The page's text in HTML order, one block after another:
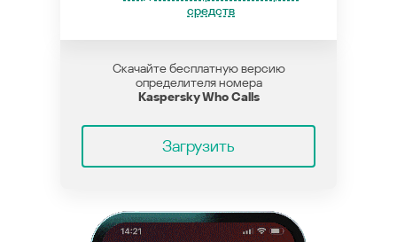
средств
Скачайте бесплатную версию
определителя номера
Kaspersky Who Calls
Загрузить